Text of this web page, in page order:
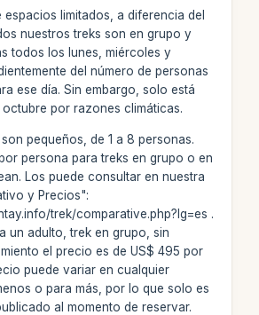
espacios limitados, a diferencia del
nuestros treks son en grupo y
todos los lunes, miércoles y
del número de personas
ese día. Sin embargo, solo está
por razones climáticas.
pequeños, de 1 a 8 personas.
persona para treks en grupo o en
Los puede consultar en nuestra
y Precios":
trek/comparative.php?lg=es .
un adulto, trek en grupo, sin
el precio es de US$ 495 por
puede variar en cualquier
o para más, por lo que solo es
al momento de reservar.